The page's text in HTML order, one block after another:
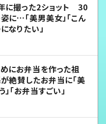
に撮った2ショット 30
に…「美男美女」「こん
なりたい」
にお弁当を作った祖
絶賛したお弁当に「美
」「お弁当すごい」